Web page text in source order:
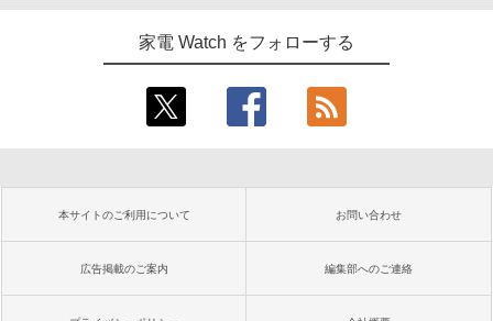
家電 Watch をフォローする
本サイトのご利用について お問い合わせ
広告掲載のご案内 編集部へのご連絡